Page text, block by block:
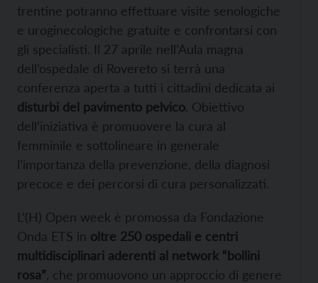
trentine potranno effettuare visite senologiche
e uroginecologiche gratuite e confrontarsi con
gli specialisti. Il 27 aprile nell’Aula magna
dell’ospedale di Rovereto si terrà una
conferenza aperta a tutti i cittadini dedicata ai
disturbi del pavimento pelvico. Obiettivo
dell’iniziativa è promuovere la cura al
femminile e sottolineare in generale
l’importanza della prevenzione, della diagnosi
precoce e dei percorsi di cura personalizzati.
L’(H) Open week è promossa da Fondazione
Onda ETS in oltre 250 ospedali e centri
multidisciplinari aderenti al network “bollini
rosa” , che promuovono un approccio di genere